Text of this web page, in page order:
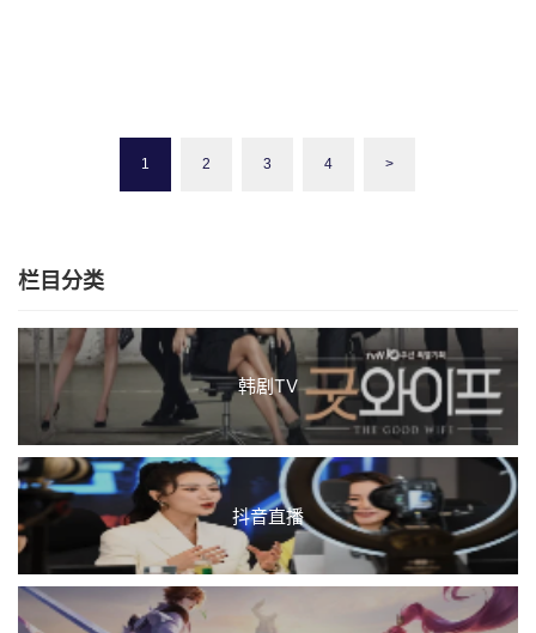
网络延迟而错过了关键的游戏时刻？你是否想知道如何优化网络，
让游戏体验更加流畅？…
1 2 3 4 >
栏目分类
韩剧TV
抖音直播